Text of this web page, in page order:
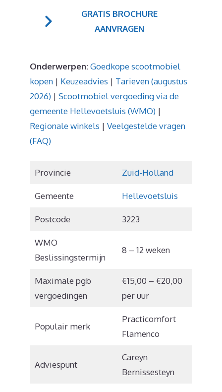
GRATIS BROCHURE
AANVRAGEN
Onderwerpen:Goedkope scootmobiel
kopen | Keuzeadvies | Tarieven (augustus
2026) | Scootmobiel vergoeding via de
gemeente Hellevoetsluis (WMO) |
Regionale winkels | Veelgestelde vragen
(FAQ)
Provincie Zuid-Holland
Gemeente Hellevoetsluis
Postcode 3223
WMO
Beslissingstermijn
8 – 12 weken
Maximale pgb
vergoedingen
€15,00 – €20,00
per uur
Populair merk
Practicomfort
Flamenco
Adviespunt
Careyn
Bernissesteyn